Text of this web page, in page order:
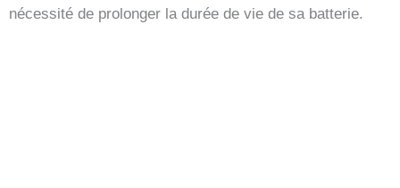
nécessité de prolonger la durée de vie de sa batterie.